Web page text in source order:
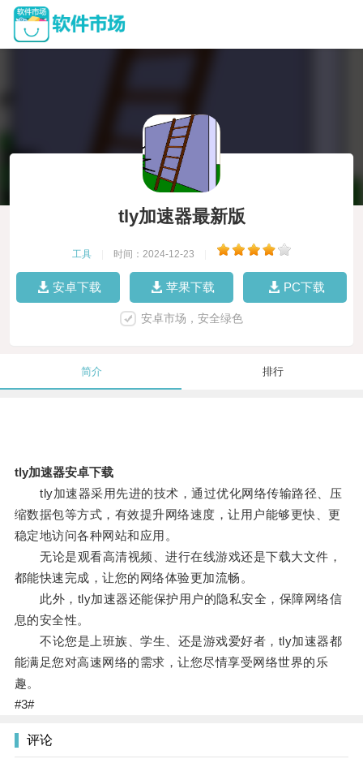
tly加速器最新版
工具 时间：2024-12-23
安卓下载 苹果下载 PC下载
安卓市场，安全绿色
简介 排行
tly加速器安卓下载
tly加速器采用先进的技术，通过优化网络传输路径、压
缩数据包等方式，有效提升网络速度，让用户能够更快、更
稳定地访问各种网站和应用。
无论是观看高清视频、进行在线游戏还是下载大文件，
都能快速完成，让您的网络体验更加流畅。
此外，tly加速器还能保护用户的隐私安全，保障网络信
息的安全性。
不论您是上班族、学生、还是游戏爱好者，tly加速器都
能满足您对高速网络的需求，让您尽情享受网络世界的乐
趣。
#3#
评论